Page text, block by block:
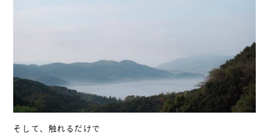
そして、触れるだけで